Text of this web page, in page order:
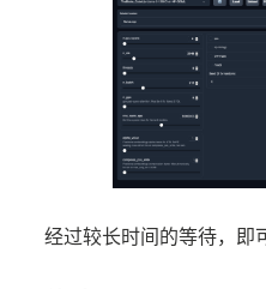
经过较长时间的等待，即